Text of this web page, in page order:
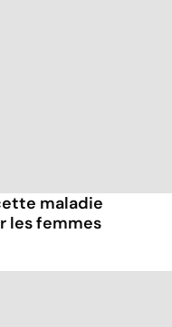
maladie
les femmes